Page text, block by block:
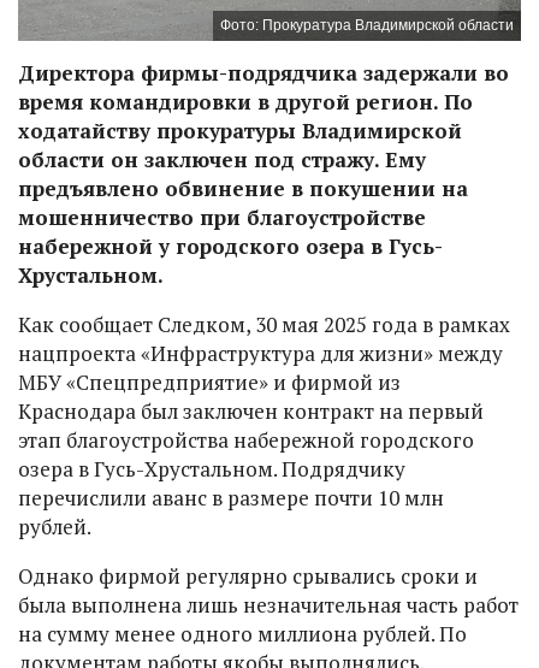
Фото: Прокуратура Владимирской области
Директора фирмы-подрядчика задержали во
время командировки в другой регион. По
ходатайству прокуратуры Владимирской
области он заключен под стражу. Ему
предъявлено обвинение в покушении на
мошенничество при благоустройстве
набережной у городского озера в Гусь-
Хрустальном.
Как сообщает Следком, 30 мая 2025 года в рамках
нацпроекта «Инфраструктура для жизни» между
МБУ «Спецпредприятие» и фирмой из
Краснодара был заключен контракт на первый
этап благоустройства набережной городского
озера в Гусь-Хрустальном. Подрядчику
перечислили аванс в размере почти 10 млн
рублей.
Однако фирмой регулярно срывались сроки и
была выполнена лишь незначительная часть работ
на сумму менее одного миллиона рублей. По
документам работы якобы выполнялись.